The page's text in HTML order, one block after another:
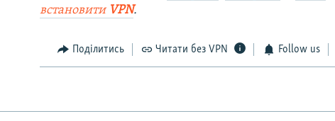
встановити VPN.
Поділитись Читати без VPN Follow us